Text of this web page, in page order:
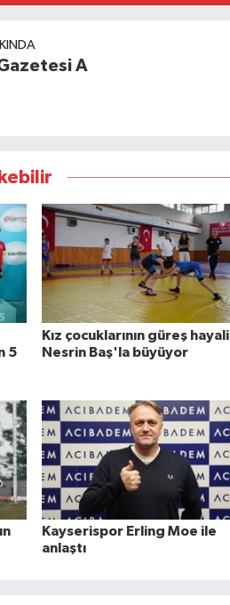
A
5
Kız çocuklarının güreş hayali
Nesrin Baş'la büyüyor
Kayserispor Erling Moe ile
anlaştı